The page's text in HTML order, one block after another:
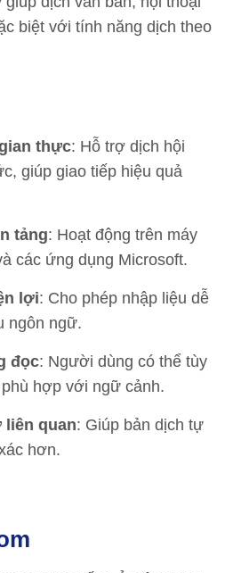
biệt với tính năng dịch theo
thực: Hỗ trợ dịch hội
giúp giao tiếp hiệu quả
tảng: Hoạt động trên máy
các ứng dụng Microsoft.
lợi: Cho phép nhập liệu dễ
ngôn ngữ.
đọc: Người dùng có thể tùy
hợp với ngữ cảnh.
liên quan: Giúp bản dịch tự
hơn.